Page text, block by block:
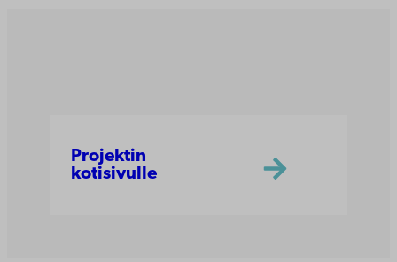
Projektin
kotisivulle